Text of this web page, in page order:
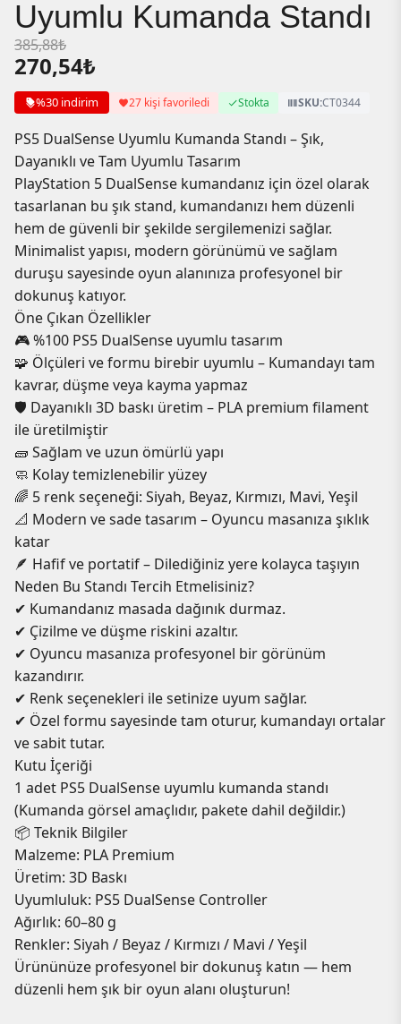
Uyumlu Kumanda Standı
385,88₺
270,54₺
%30 indirim 27 kişi favoriledi Stokta SKU:CT0344
PS5 DualSense Uyumlu Kumanda Standı – Şık,
Dayanıklı ve Tam Uyumlu Tasarım
PlayStation 5 DualSense kumandanız için özel olarak
tasarlanan bu şık stand, kumandanızı hem düzenli
hem de güvenli bir şekilde sergilemenizi sağlar.
Minimalist yapısı, modern görünümü ve sağlam
duruşu sayesinde oyun alanınıza profesyonel bir
dokunuş katıyor.
Öne Çıkan Özellikler
🎮 %100 PS5 DualSense uyumlu tasarım
🧩 Ölçüleri ve formu birebir uyumlu – Kumandayı tam
kavrar, düşme veya kayma yapmaz
🛡️ Dayanıklı 3D baskı üretim – PLA premium filament
ile üretilmiştir
🧱 Sağlam ve uzun ömürlü yapı
🧼 Kolay temizlenebilir yüzey
🌈 5 renk seçeneği: Siyah, Beyaz, Kırmızı, Mavi, Yeşil
📐 Modern ve sade tasarım – Oyuncu masanıza şıklık
katar
🪶 Hafif ve portatif – Dilediğiniz yere kolayca taşıyın
Neden Bu Standı Tercih Etmelisiniz?
✔ Kumandanız masada dağınık durmaz.
✔ Çizilme ve düşme riskini azaltır.
✔ Oyuncu masanıza profesyonel bir görünüm
kazandırır.
✔ Renk seçenekleri ile setinize uyum sağlar.
✔ Özel formu sayesinde tam oturur, kumandayı ortalar
ve sabit tutar.
Kutu İçeriği
1 adet PS5 DualSense uyumlu kumanda standı
(Kumanda görsel amaçlıdır, pakete dahil değildir.)
📦 Teknik Bilgiler
Malzeme: PLA Premium
Üretim: 3D Baskı
Uyumluluk: PS5 DualSense Controller
Ağırlık: 60–80 g
Renkler: Siyah / Beyaz / Kırmızı / Mavi / Yeşil
Ürününüze profesyonel bir dokunuş katın — hem
düzenli hem şık bir oyun alanı oluşturun!